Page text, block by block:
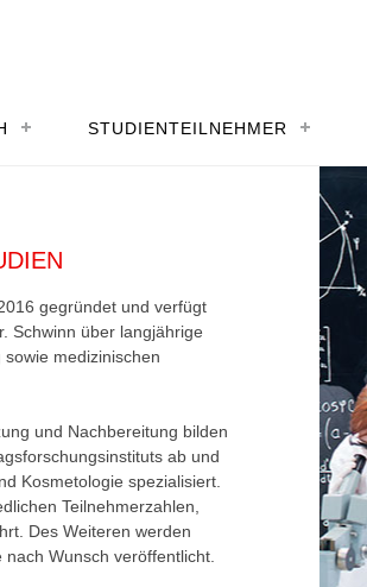
STUDIENTEILNEHMER
gegründet und verfügt
Schwinn über langjährige
medizinischen
und Nachbereitung bilden
ab und
Kosmetologie spezialisiert.
Teilnehmerzahlen,
Des Weiteren werden
Wunsch veröffentlicht.